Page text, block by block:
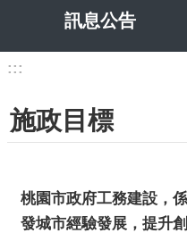
訊息公告
:::
施政目標
桃園市政府工務建設，
發城市經驗發展，提升創